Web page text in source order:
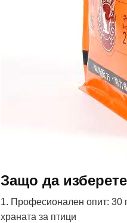
Защо да
1. Професионален опит: 30
храната за птици